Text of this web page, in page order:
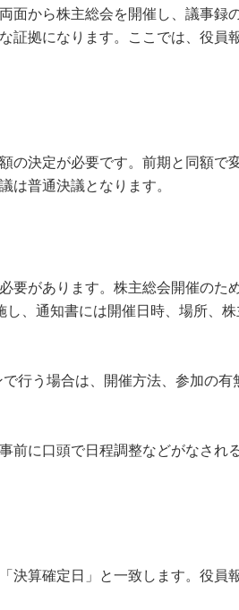
面から株主総会を開催し、議事録
証拠になります。ここでは、役員
の決定が必要です。前期と同額で
は普通決議となります。
要があります。株主総会開催のた
、通知書には開催日時、場所、
行う場合は、開催方法、参加の有
前に口頭で日程調整などがなされ
決算確定日」と一致します。役員